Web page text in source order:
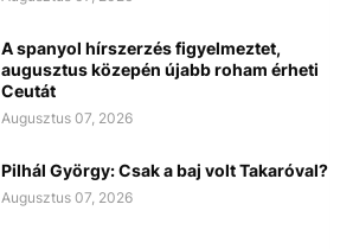
A spanyol hírszerzés figyelmeztet,
augusztus közepén újabb roham érheti
Ceutát
Augusztus 07, 2026
Pilhál György: Csak a baj volt Takaróval?
Augusztus 07, 2026